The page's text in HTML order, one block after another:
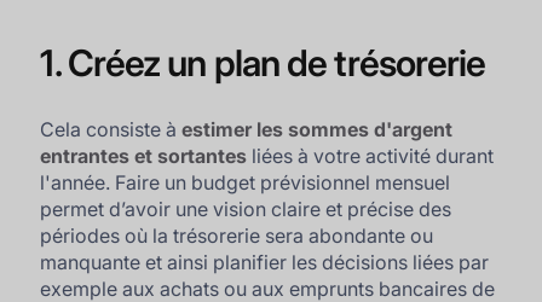
1. Créez un plan de trésorerie
Cela consiste àestimer les sommes d'argent
entrantes et sortantes liées à votre activité durant
l'année. Faire un budget prévisionnel mensuel
permet d’avoir une vision claire et précise des
périodes où la trésorerie sera abondante ou
manquante et ainsi planifier les décisions liées par
exemple aux achats ou aux emprunts bancaires de